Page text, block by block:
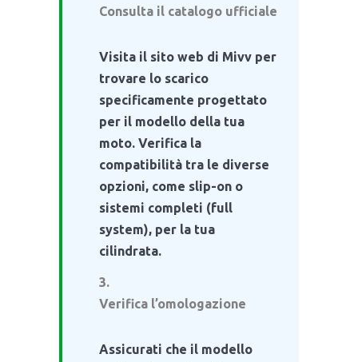
Consulta il catalogo ufficiale
Visita il sito web di Mivv per
trovare lo scarico
specificamente progettato
per il modello della tua
moto. Verifica la
compatibilità tra le diverse
opzioni, come slip-on o
sistemi completi (full
system), per la tua
cilindrata.
Verifica l’omologazione
Assicurati che il modello